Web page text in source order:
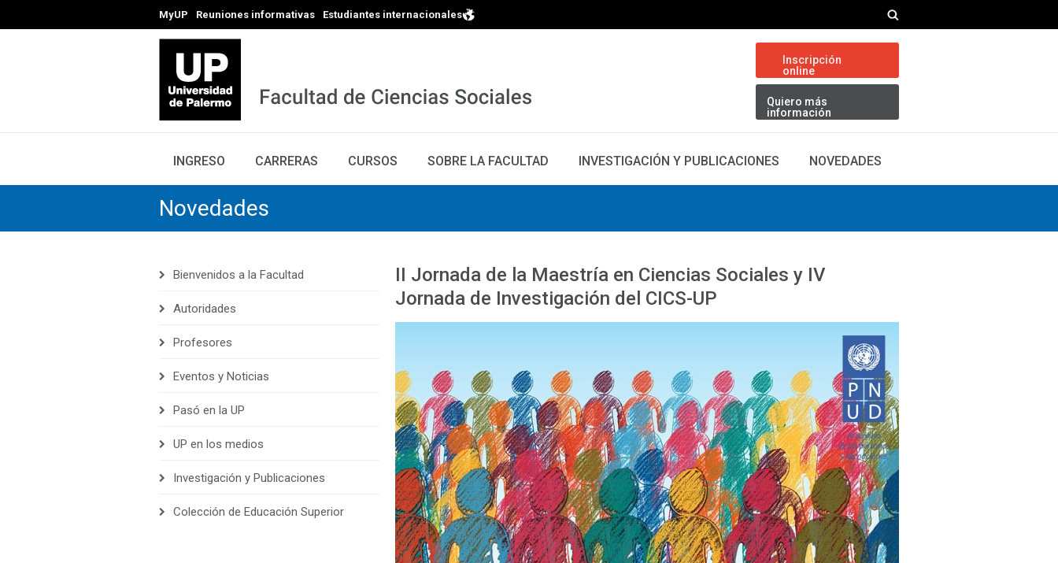
MyUP Reuniones informativas Estudiantes internacionales
Inscripción
online
Quiero más
información
INGRESO CARRERAS CURSOS SOBRE LA FACULTAD INVESTIGACIÓN Y PUBLICACIONES NOVEDADES
Novedades
II Jornada de la Maestría en Ciencias Sociales y IV
Jornada de Investigación del CICS-UP
Bienvenidos a la Facultad
Autoridades
Profesores
Eventos y Noticias
Pasó en la UP
UP en los medios
Investigación y Publicaciones
Colección de Educación Superior